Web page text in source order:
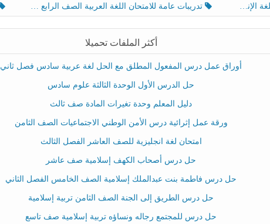
تدريبات عامة للامتحان اللغة العربية الصف الرابع الفصل الثالث
أكثر الملفات تحميلا
أوراق عمل درس المفعول المطلق مع الحل لغة عربية سادس فصل ثاني
حل الدرس الأول الوحدة الثالثة علوم سادس
دليل المعلم وحدة تغيرات المادة صف ثالث
ورقة عمل إثرائية درس الأمن الوطني الاجتماعيات الصف الثامن
امتحان لغة انجليزية للصف العاشر الفصل الثالث
حل درس أصحاب الكهف إسلامية صف عاشر
حل درس فاطمة بنت عبدالملك إسلامية الصف الخامس الفصل الثاني
حل درس الطريق إلى الجنة الصف الثامن تربية إسلامية
حل درس للمجتمع رجاله ونساؤه تربية إسلامية صف تاسع